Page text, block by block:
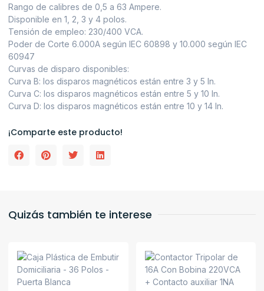
Rango de calibres de 0,5 a 63 Ampere.
Disponible en 1, 2, 3 y 4 polos.
Tensión de empleo: 230/400 VCA.
Poder de Corte 6.000A según IEC 60898 y 10.000 según IEC
60947
Curvas de disparo disponibles:
Curva B: los disparos magnéticos están entre 3 y 5 In.
Curva C: los disparos magnéticos están entre 5 y 10 In.
Curva D: los disparos magnéticos están entre 10 y 14 In.
¡Comparte este producto!
Quizás también te interese